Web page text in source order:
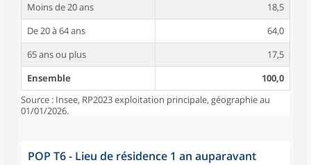
Moins de 20 ans
18,5
De 20 à 64 ans
64,0
65 ans ou plus
17,5
Ensemble
100,0
Source : Insee, RP2023 exploitation principale, géographie au
01/01/2026.
POP T6 - Lieu de résidence 1 an auparavant